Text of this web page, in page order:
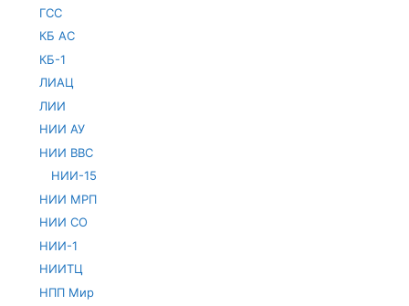
ГСС
КБ АС
КБ-1
ЛИАЦ
ЛИИ
НИИ АУ
НИИ ВВС
НИИ-15
НИИ МРП
НИИ СО
НИИ-1
НИИТЦ
НПП Мир